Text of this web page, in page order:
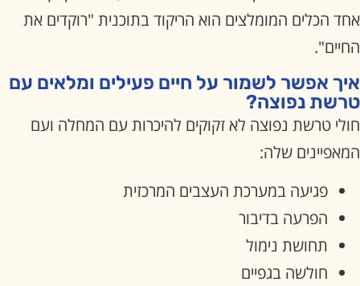
אחד הכלים המומלצים הוא הריקוד בתוכנית "רוקדים את
החיים".
איך אפשר לשמור על חיים פעילים ומלאים עם
טרשת נפוצה?
חולי טרשת נפוצה לא זקוקים להיכרות עם המחלה ועם
המאפיינים שלה:
פגיעה במערכת העצבים המרכזית
הפרעה בדיבור
תחושת נימול
חולשה בגפיים